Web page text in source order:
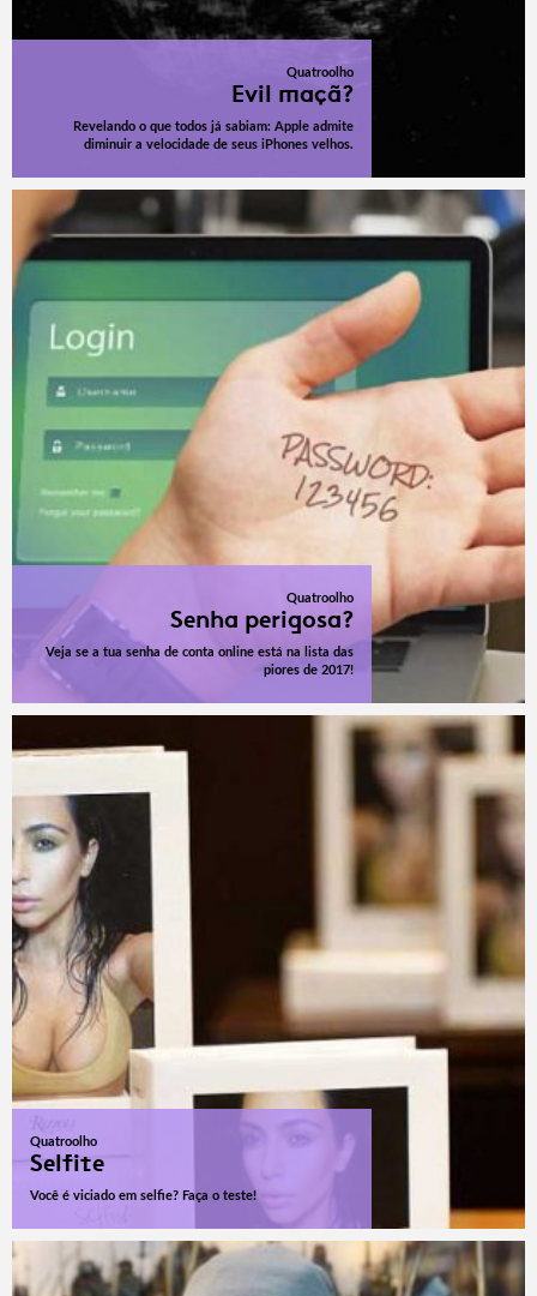
Quatroolho
Evil maçã?
Revelando o que todos já sabiam: Apple admite
diminuir a velocidade de seus iPhones velhos.
Quatroolho
Senha perigosa?
Veja se a tua senha de conta online está na lista das
piores de 2017!
Quatroolho
Selfite
Você é viciado em selfie? Faça o teste!